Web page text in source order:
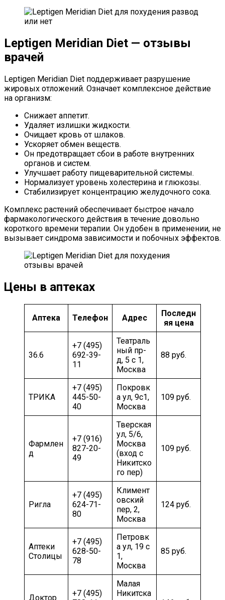
Leptigen Meridian Diet — отзывы
врачей
Leptigen Meridian Diet поддерживает разрушение
жировых отложений. Означает комплексное действие
на организм:
Снижает аппетит.
Удаляет излишки жидкости.
Очищает кровь от шлаков.
Ускоряет обмен веществ.
Он предотвращает сбои в работе внутренних
органов и систем.
Улучшает работу пищеварительной системы.
Нормализует уровень холестерина и глюкозы.
Стабилизирует концентрацию желудочного сока.
Комплекс растений обеспечивает быстрое начало
фармакологического действия в течение довольно
короткого времени терапии. Он удобен в применении, не
вызывает синдрома зависимости и побочных эффектов.
Цены в аптеках
Аптека Телефон Адрес
Последн
яя цена
36.6
+7 (495)
692-39-
11
Театраль
ный пр-
д, 5 c 1,
Москва
88 руб.
ТРИКА
+7 (495)
445-50-
40
Покровк
а ул, 9с1,
Москва
109 руб.
Фармлен
д
+7 (916)
827-20-
49
Тверская
ул, 5/6,
Москва
(вход с
Никитско
го пер)
109 руб.
Ригла
+7 (495)
624-71-
80
Климент
овский
пер, 2,
Москва
124 руб.
Аптеки
Столицы
+7 (495)
628-50-
78
Петровк
а ул, 19 с
1,
Москва
85 руб.
Доктор
+7 (495)
Малая
Никитска